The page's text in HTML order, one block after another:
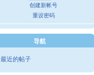
创建新帐号
重设密码
导航
最近的帖子